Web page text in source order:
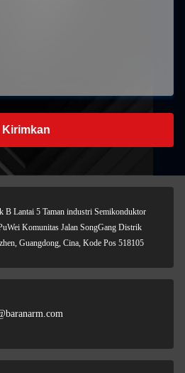
Kirimkan
B Lantai 5 Taman industri Semikonduktor
Komunitas Jalan SongGang Distrik
Guangdong, Cina, Kode Pos 518105